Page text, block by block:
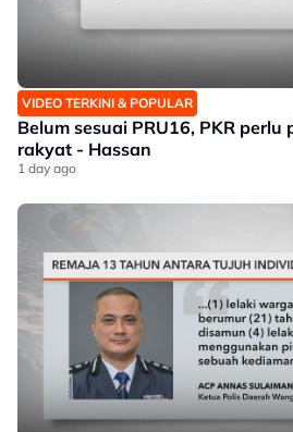
VIDEO TERKINI & POPULAR
Belum sesuai PRU16, PKR perlu
rakyat - Hassan
1 day ago